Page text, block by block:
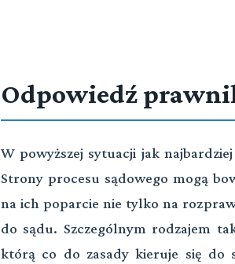
Odpowiedź
W powyższej sytuacji jak
Strony procesu sądowego mogą
na ich poparcie nie tylko na
do sądu. Szczególnym rodzajem
którą co do zasady kieruje się do